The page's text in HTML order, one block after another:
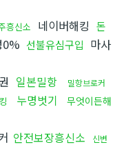
흥신소 네이버해킹 돈
0% 선불유심구입 마사
일본밀항 밀항브로커
누명벗기
무엇이든해
안전보장흥신소
신변